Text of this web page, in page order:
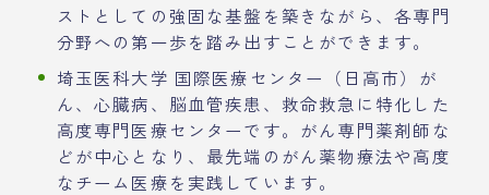
ストとしての強固な基盤を築きながら、各専門
分野への第一歩を踏み出すことができます。
埼玉医科大学 国際医療センター（日高市）が
ん、心臓病、脳血管疾患、救命救急に特化した
高度専門医療センターです。がん専門薬剤師な
どが中心となり、最先端のがん薬物療法や高度
なチーム医療を実践しています。